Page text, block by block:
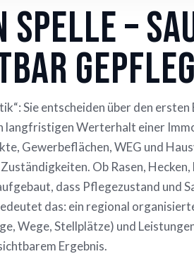
–
Sie entscheiden über den ersten
langfristigen Werterhalt einer
Gewerbeflächen, WEG und
Ob Rasen, Hecken,
dass Pflegezustand und
das: ein regional
Wege, Stellplätze) und
Ergebnis.